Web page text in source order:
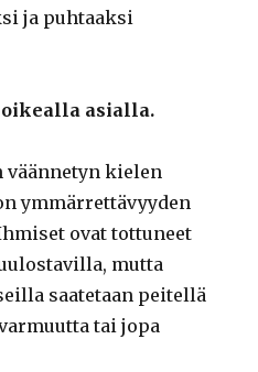
ja puhtaaksi
asialla.
kielen
ymmärrettävyyden
ovat tottuneet
mutta
saatetaan peitellä
tai jopa